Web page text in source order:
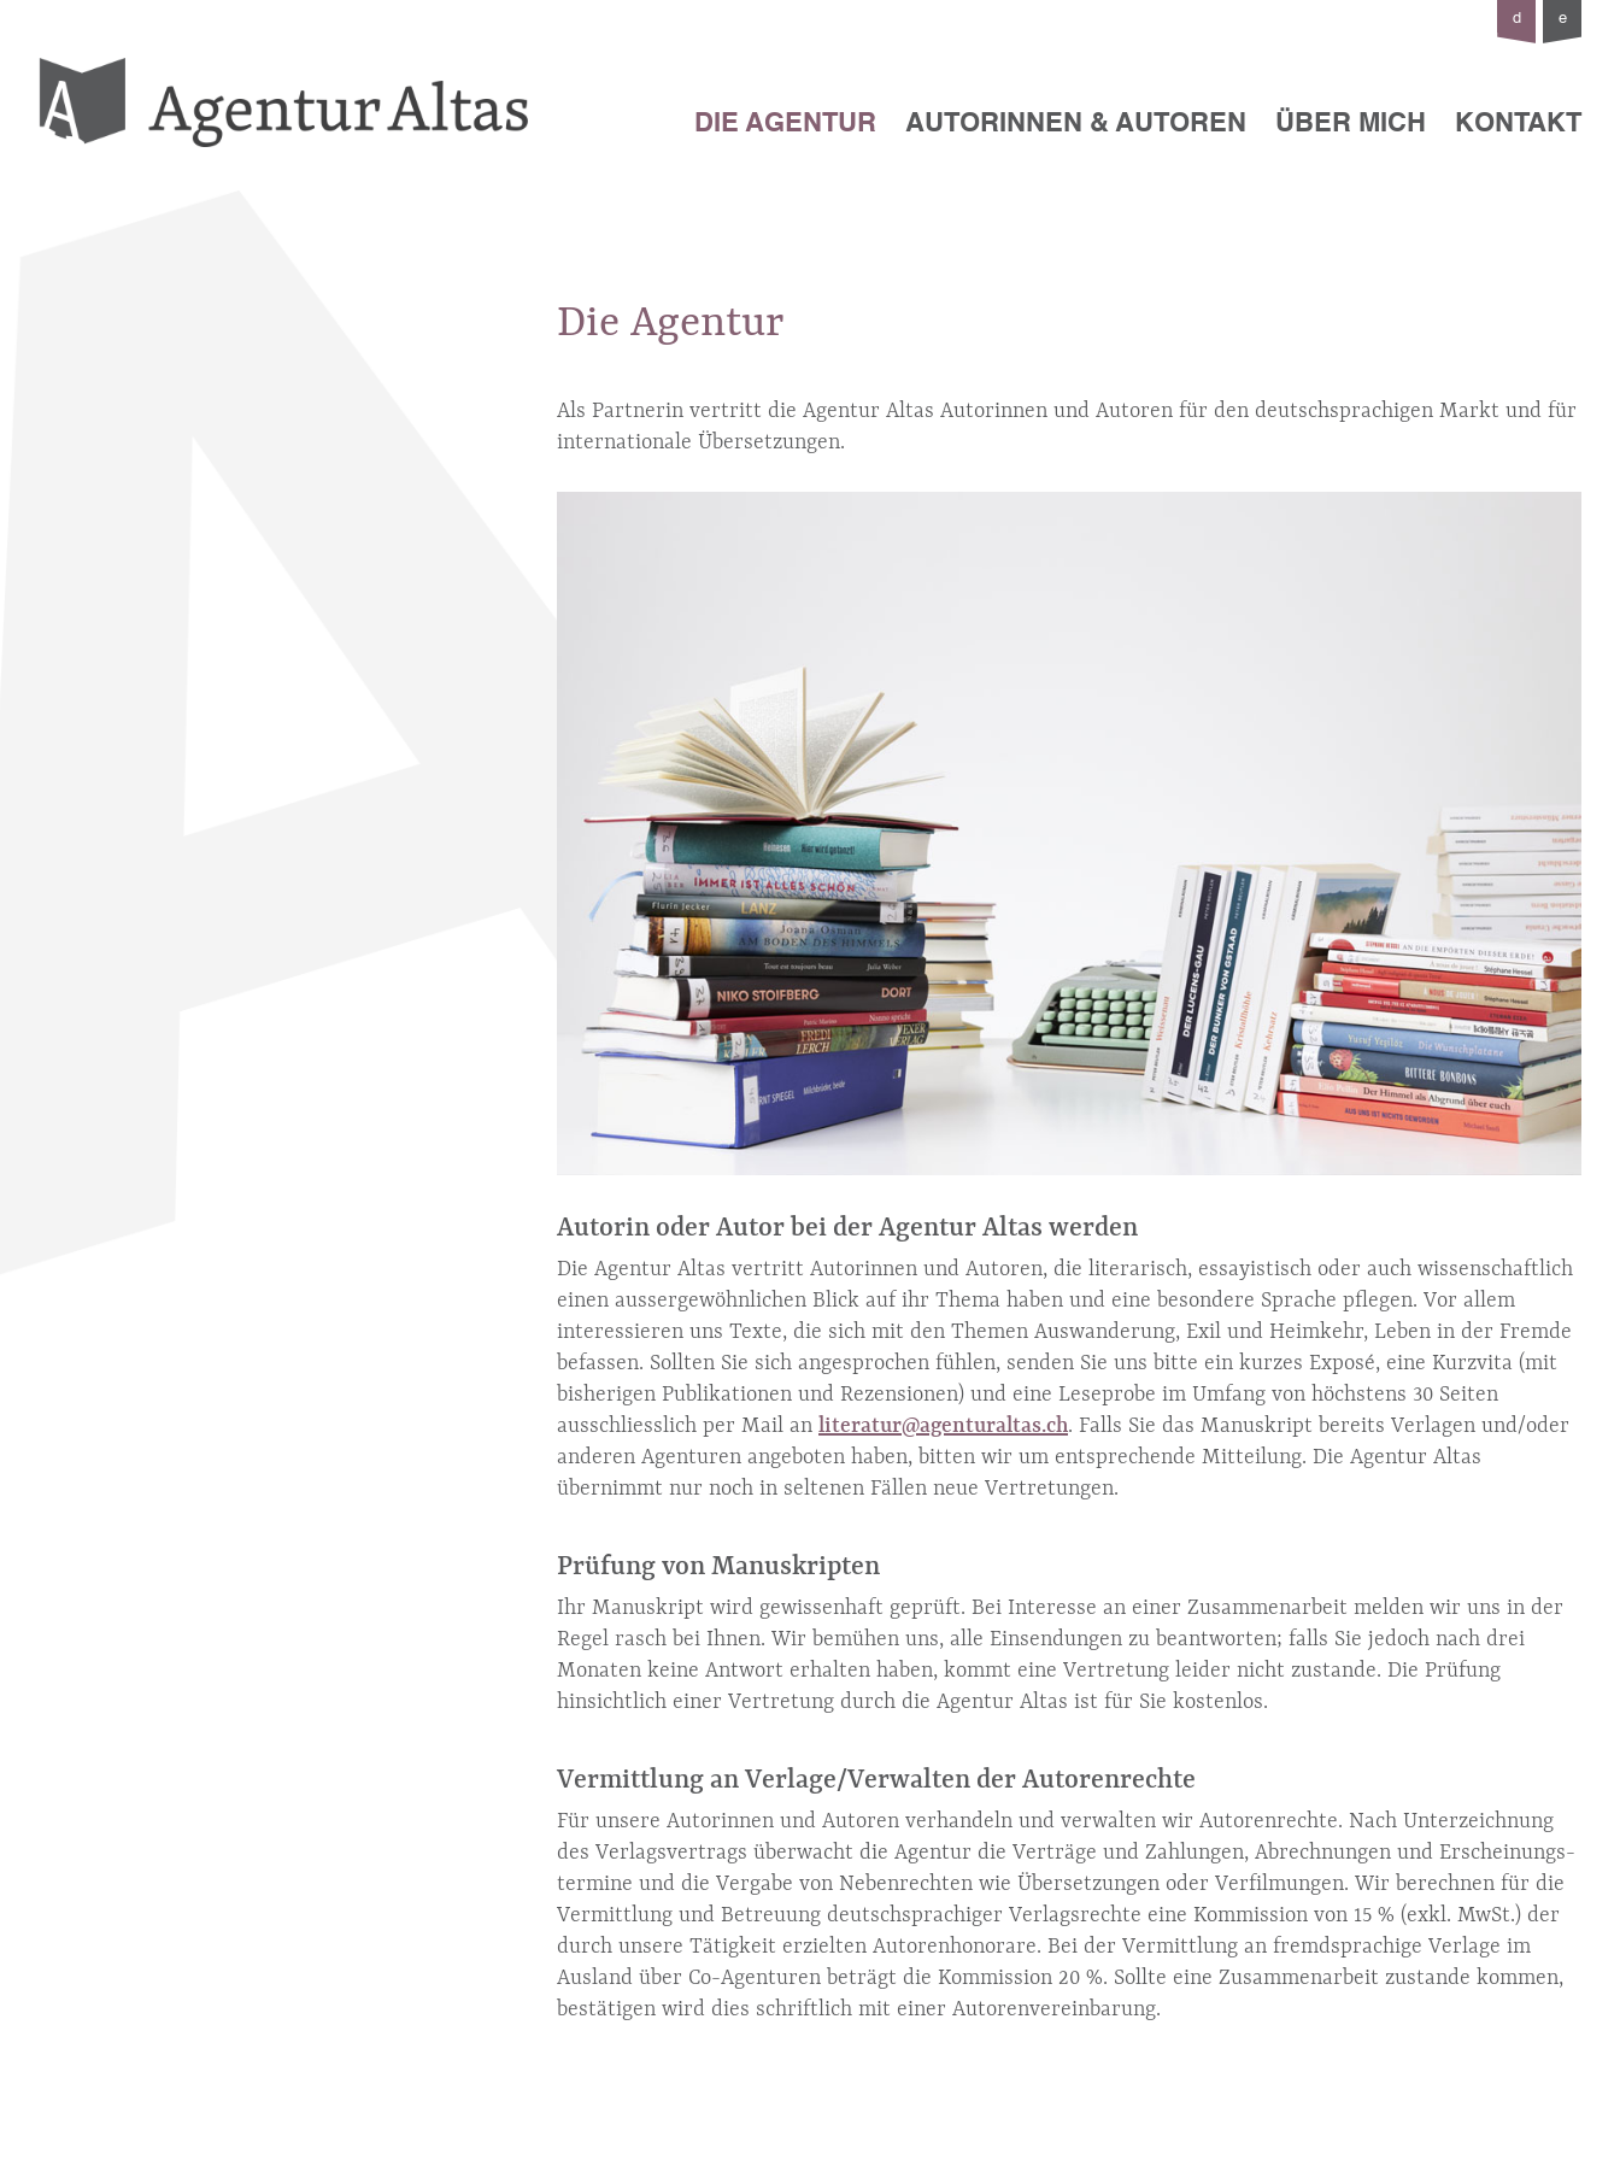
d e
DIE AGENTUR AUTORINNEN & AUTOREN ÜBER MICH KONTAKT
Die Agentur
Als Partnerin vertritt die Agentur Altas Autorinnen und Autoren für den deutschsprachigen Markt und für
internationale Übersetzungen.
Autorin oder Autor bei der Agentur Altas werden
Die Agentur Altas vertritt Autorinnen und Autoren, die literarisch, essayistisch oder auch wissenschaftlich
einen aussergewöhnlichen Blick auf ihr Thema haben und eine besondere Sprache pflegen. Vor allem
interessieren uns Texte, die sich mit den Themen Auswanderung, Exil und Heimkehr, Leben in der Fremde
befassen. Sollten Sie sich angesprochen fühlen, senden Sie uns bitte ein kurzes Exposé, eine Kurzvita (mit
bisherigen Publikationen und Rezensionen) und eine Leseprobe im Umfang von höchstens 30 Seiten
ausschliesslich per Mail an literatur@agenturaltas.ch. Falls Sie das Manuskript bereits Verlagen und/oder
anderen Agenturen angeboten haben, bitten wir um entsprechende Mitteilung. Die Agentur Altas
übernimmt nur noch in seltenen Fällen neue Vertretungen.
Prüfung von Manuskripten
Ihr Manuskript wird gewissenhaft geprüft. Bei Interesse an einer Zusammenarbeit melden wir uns in der
Regel rasch bei Ihnen. Wir bemühen uns, alle Einsendungen zu beantworten; falls Sie jedoch nach drei
Monaten keine Antwort erhalten haben, kommt eine Vertretung leider nicht zustande. Die Prüfung
hinsichtlich einer Vertretung durch die Agentur Altas ist für Sie kostenlos.
Vermittlung an Verlage/Verwalten der Autorenrechte
Für unsere Autorinnen und Autoren verhandeln und verwalten wir Autorenrechte. Nach Unterzeichnung
des Verlagsvertrags überwacht die Agentur die Verträge und Zahlungen, Abrechnungen und Erscheinungs-
termine und die Vergabe von Nebenrechten wie Übersetzungen oder Verfilmungen. Wir berechnen für die
Vermittlung und Betreuung deutschsprachiger Verlagsrechte eine Kommission von 15 % (exkl. MwSt.) der
durch unsere Tätigkeit erzielten Autorenhonorare. Bei der Vermittlung an fremdsprachige Verlage im
Ausland über Co-Agenturen beträgt die Kommission 20 %. Sollte eine Zusammenarbeit zustande kommen,
bestätigen wird dies schriftlich mit einer Autorenvereinbarung.